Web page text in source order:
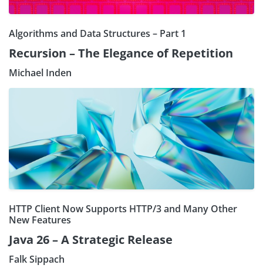
Algorithms and Data Structures – Part 1
Recursion – The Elegance of Repetition
Michael Inden
HTTP Client Now Supports HTTP/3 and Many Other
New Features
Java 26 – A Strategic Release
Falk Sippach